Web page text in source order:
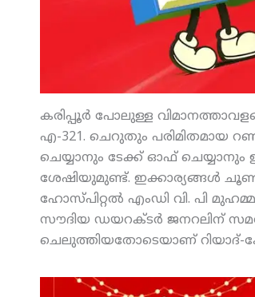
കരിപ്പൂര്‍ പോലുള്ള
എ-321. ചെറുതും പരിമിതമായ
ചെയ്യാനും ടേക്ക് ഓഫ് ചെയ്യാനും
ശേഷിയുമുണ്ട്. ഇക്കാര്യങ്ങള്‍
ഹോസ്പിറ്റല്‍ എംഡി വി. പി
സൗദിയ ഡയറക്ടര്‍ ജനറലിന്
ചെലുത്തിയതോടെയാണ്